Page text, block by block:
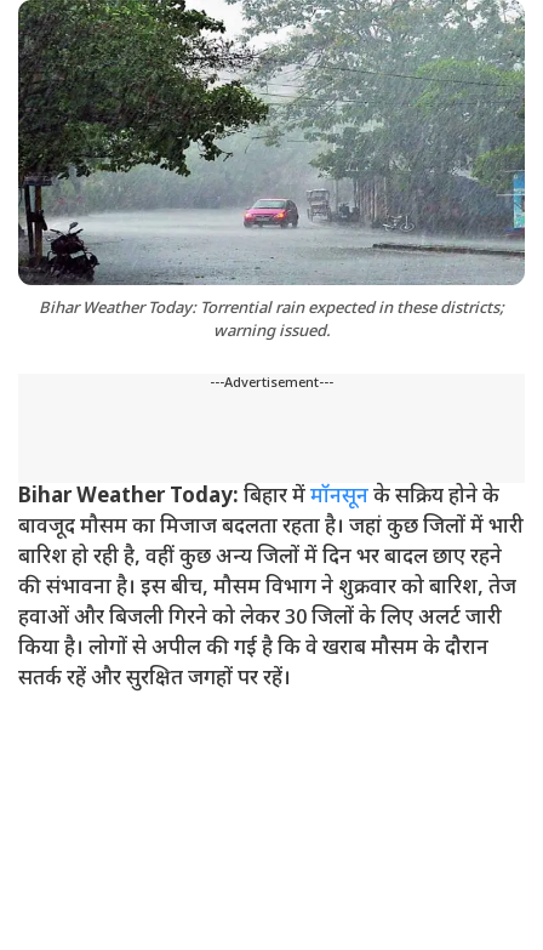
Bihar Weather Today: Torrential rain expected in these districts;
warning issued.
---Advertisement---
Bihar Weather Today: बिहार मेंमॉनसूनके सक्रिय होने के
बावजूद मौसम का मिजाज बदलता रहता है। जहां कुछ जिलों में भारी
बारिश हो रही है, वहीं कुछ अन्य जिलों में दिन भर बादल छाए रहने
की संभावना है। इस बीच, मौसम विभाग ने शुक्रवार को बारिश, तेज
हवाओं और बिजली गिरने को लेकर 30 जिलों के लिए अलर्ट जारी
किया है। लोगों से अपील की गई है कि वे खराब मौसम के दौरान
सतर्क रहें और सुरक्षित जगहों पर रहें।